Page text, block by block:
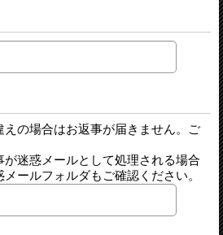
えの場合はお返事が届きません。ご
が迷惑メールとして処理される場合
ールフォルダもご確認ください。